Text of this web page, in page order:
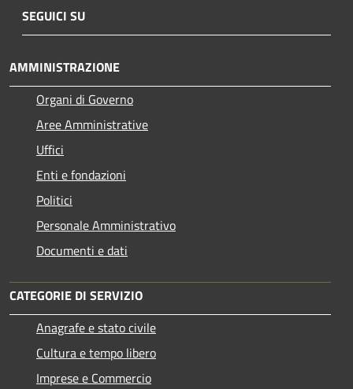
SEGUICI SU
AMMINISTRAZIONE
Organi di Governo
Aree Amministrative
Uffici
Enti e fondazioni
Politici
Personale Amministrativo
Documenti e dati
CATEGORIE DI SERVIZIO
Anagrafe e stato civile
Cultura e tempo libero
Imprese e Commercio